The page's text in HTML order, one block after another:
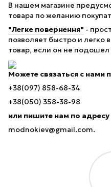
В нашем магазине
товара по желанию
"Легке повернення" -
позволяет быстро и легко
товар, если он не
Можете связаться с нами
+38(097) 858-68-34
+38(050) 358-38-98
или пишите нам по адресу
modnokiev@gmail.com.